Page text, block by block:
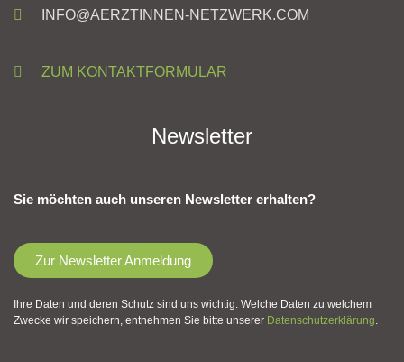
INFO@AERZTINNEN-NETZWERK.COM
ZUM KONTAKTFORMULAR
Newsletter
Sie möchten auch unseren Newsletter erhalten?
Zur Newsletter Anmeldung
Ihre Daten und deren Schutz sind uns wichtig. Welche Daten zu welchem
Zwecke wir speichern, entnehmen Sie bitte unserer Datenschutzerklärung.